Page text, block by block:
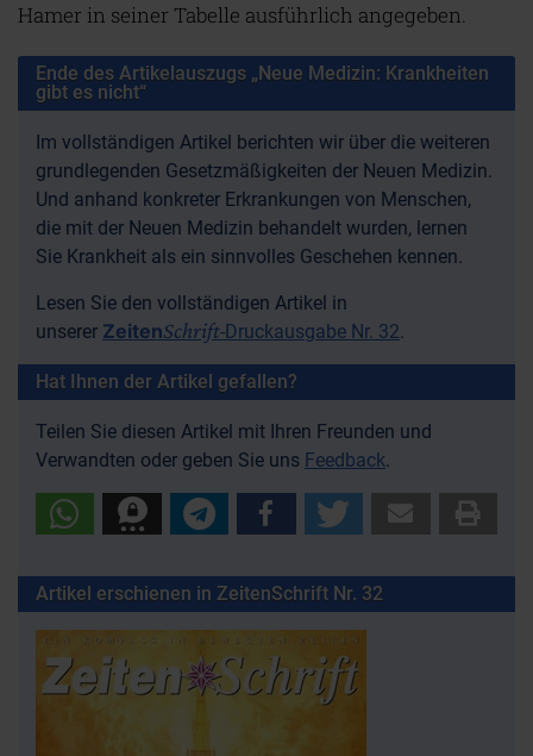
Hamer in seiner Tabelle ausführlich angegeben.
Ende des Artikelauszugs „Neue Medizin: Krankheiten
gibt es nicht“
Im vollständigen Artikel berichten wir über die weiteren
grundlegenden Gesetzmäßigkeiten der Neuen Medizin.
Und anhand konkreter Erkrankungen von Menschen,
die mit der Neuen Medizin behandelt wurden, lernen
Sie Krankheit als ein sinnvolles Geschehen kennen.
Lesen Sie den vollständigen Artikel in
unserer ZeitenSchrift-Druckausgabe Nr. 32.
Hat Ihnen der Artikel gefallen?
Teilen Sie diesen Artikel mit Ihren Freunden und
Verwandten oder geben Sie uns Feedback.
Artikel erschienen in ZeitenSchrift Nr. 32